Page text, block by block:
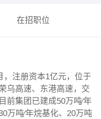
在招职位
，注册资本1亿元，位于
乌高速、东港高速，交
前集团已建成50万吨∕年
万吨∕年烷基化、20万吨